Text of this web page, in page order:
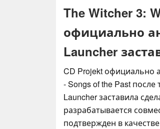
The Witcher 3:
официально
Launcher
CD Projekt официально
- Songs of the Past
Launcher заставила
разрабатывается
подтвержден в